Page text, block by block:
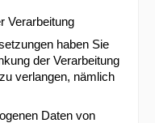
Verarbeitung
haben Sie
der Verarbeitung
verlangen, nämlich
Daten von